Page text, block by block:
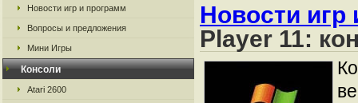
Новости игр и программ
Вопросы и предложения
Мини Игры
Консоли
Atari 2600
Новости игр
Player 11: